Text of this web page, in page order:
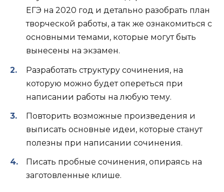
ЕГЭ на 2020 год и детально разобрать план
творческой работы, а так же ознакомиться с
основными темами, которые могут быть
вынесены на экзамен.
Разработать структуру сочинения, на
которую можно будет опереться при
написании работы на любую тему.
Повторить возможные произведения и
выписать основные идеи, которые станут
полезны при написании сочинения.
Писать пробные сочинения, опираясь на
заготовленные клише.